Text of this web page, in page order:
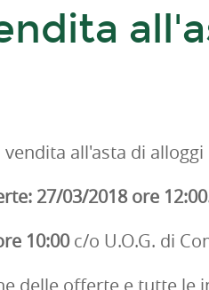
all'asta di
27/03/2018 ore
10:00c/o U.O.G. di